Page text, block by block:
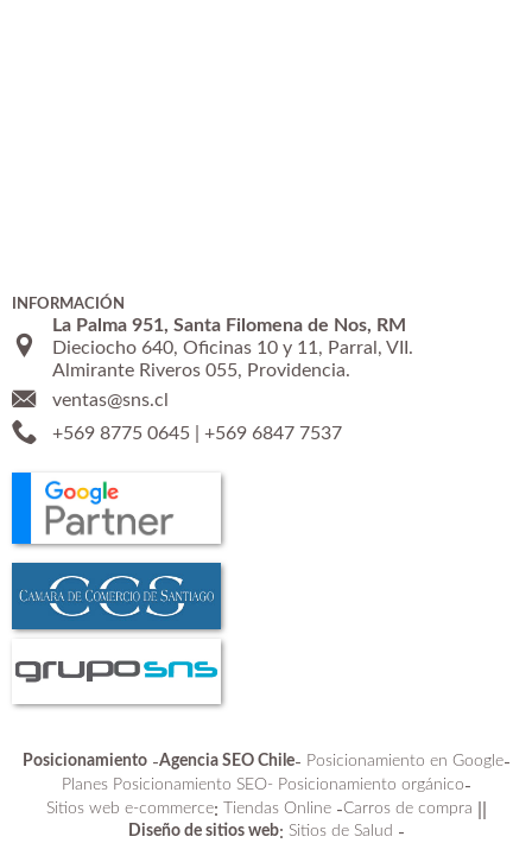
INFORMACIÓN
La Palma 951, Santa Filomena de Nos, RM
Dieciocho 640, Oficinas 10 y 11, Parral, VII.
Almirante Riveros 055, Providencia.
ventas@sns.cl
+569 8775 0645| +569 6847 7537
Posicionamiento-Agencia SEO Chile- Posicionamiento en Google-
Planes Posicionamiento SEO- Posicionamiento orgánico-
Sitios web e-commerce: Tiendas Online-Carros de compra
Diseño de sitios web: Sitios de Salud -